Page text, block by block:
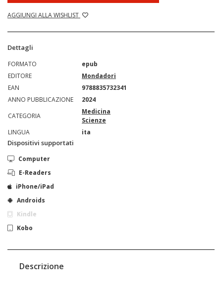
AGGIUNGI ALLA WISHLIST
Dettagli
FORMATO
epub
EDITORE
Mondadori
EAN
9788835732341
ANNO PUBBLICAZIONE
2024
CATEGORIA
Medicina
Scienze
LINGUA
ita
Dispositivi supportati
Computer
E-Readers
iPhone/iPad
Androids
Kindle
Kobo
Descrizione